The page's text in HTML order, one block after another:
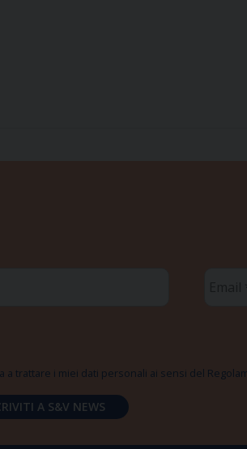
a trattare i miei dati personali ai sensi del